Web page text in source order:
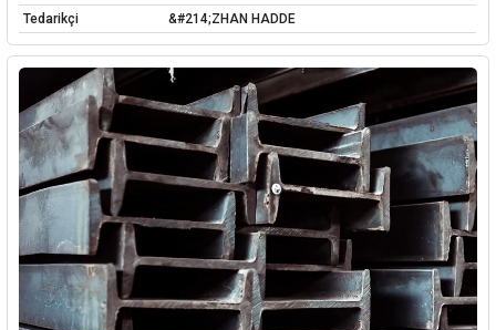
Tedarikçi
&#214;ZHAN HADDE